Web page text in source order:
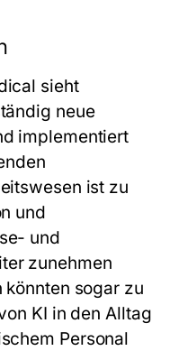
sieht
neue
implementiert
ist zu
und
und
zunehmen
sogar zu
KI in den Alltag
Personal